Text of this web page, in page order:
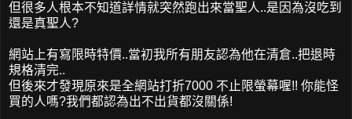
但很多人根本不知道詳情就突然跑出來當聖人..是因為沒吃到
還是真聖人?
網站上有寫限時特價..當初我所有朋友認為他在清倉..把退時
規格清完..
但後來才發現原來是全網站打折7000 不止限螢幕喔!! 你能怪
買的人嗎?我們都認為出不出貨都沒關係!